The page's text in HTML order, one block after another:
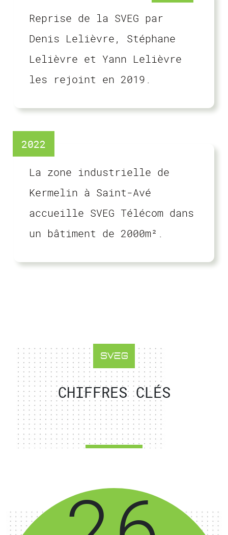
Reprise de la SVEG par
Denis Lelièvre, Stéphane
Lelièvre et Yann Lelièvre
les rejoint en 2019.
2022
La zone industrielle de
Kermelin à Saint-Avé
accueille SVEG Télécom dans
un bâtiment de 2000m².
CHIFFRES CLÉS